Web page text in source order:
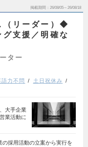
掲載期間 26/08/05～26/08/18
（リーダー）◆
支援／明確な
ター
語力不問
土日祝休み
大手企業
業活動に
の採用活動の立案から実行を